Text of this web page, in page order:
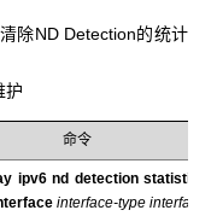
除ND Detection的统计
护
命令
ipv6 nd detection statisti
interface-type interfa